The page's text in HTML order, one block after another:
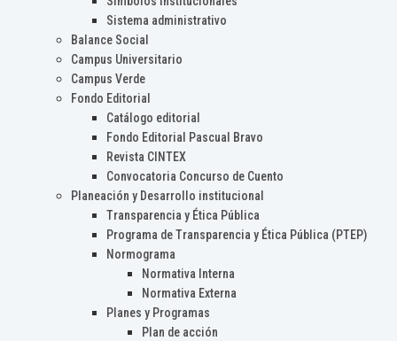
Sistema administrativo
Balance Social
Campus Universitario
Campus Verde
Fondo Editorial
Catálogo editorial
Fondo Editorial Pascual Bravo
Revista CINTEX
Convocatoria Concurso de Cuento
Planeación y Desarrollo institucional
Transparencia y Ética Pública
Programa de Transparencia y Ética Pública (PTEP)
Normograma
Normativa Interna
Normativa Externa
Planes y Programas
Plan de acción